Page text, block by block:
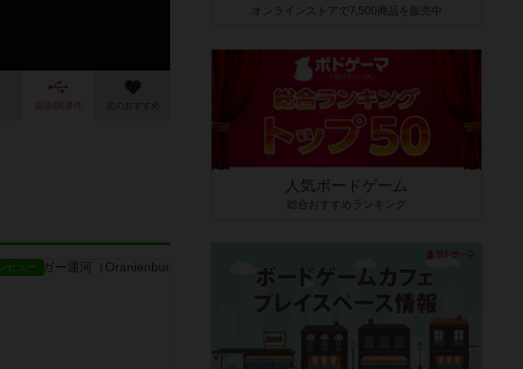
作 次のおすすめ
レビュー
オンラインストアで7,500商品を販売中
人気ボードゲーム
総合おすすめランキング